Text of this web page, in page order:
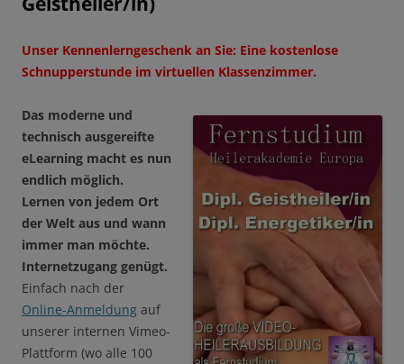
Unser Kennenlerngeschenk an Sie: Eine kostenlose
Schnupperstunde im virtuellen Klassenzimmer.
Das moderne und
technisch ausgereifte
eLearning macht es nun
endlich möglich.
Lernen von jedem Ort
der Welt aus und wann
immer man möchte.
Internetzugang genügt.
Einfach nach der
Online-Anmeldung auf
unserer internen Vimeo-
Plattform (wo alle 100